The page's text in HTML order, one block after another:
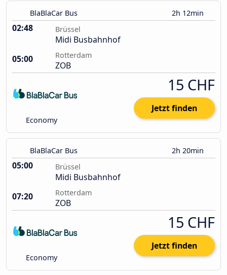
BlaBlaCar Bus 2h 12min
02:48 Brüssel
Midi Busbahnhof
05:00
Rotterdam
ZOB
Economy
15 CHF
Jetzt finden
BlaBlaCar Bus 2h 20min
05:00 Brüssel
Midi Busbahnhof
07:20
Rotterdam
ZOB
Economy
15 CHF
Jetzt finden